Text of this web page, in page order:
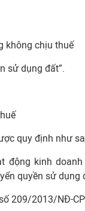
không chịu thuế
sử dụng đất”.
quy định như
động kinh
quyền sử
209/2013/NĐ-